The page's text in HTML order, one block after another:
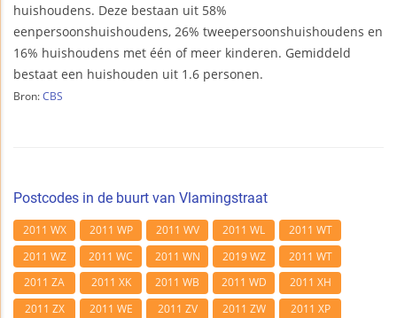
huishoudens. Deze bestaan uit 58%
eenpersoonshuishoudens, 26% tweepersoonshuishoudens en
16% huishoudens met één of meer kinderen. Gemiddeld
bestaat een huishouden uit 1.6 personen.
Bron: CBS
Postcodes in de buurt van Vlamingstraat
2011 WX 2011 WP 2011 WV 2011 WL
2011 WT
2011 WZ
2011 WC 2011 WN 2019 WZ
2011 WT
2011 ZA
2011 XK 2011 WB 2011 WD
2011 XH
2011 ZX
2011 WE 2011 ZV 2011 ZW 2011 XP